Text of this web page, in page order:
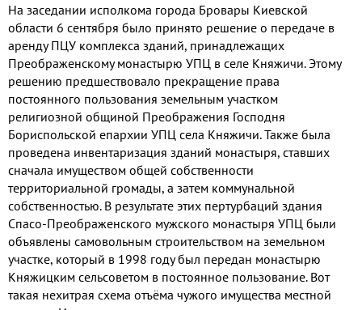
На заседании исполкома города Бровары Киевской
области 6 сентября было принято решение о передаче в
аренду ПЦУ комплекса зданий, принадлежащих
Преображенскому монастырю УПЦ в селе Княжичи. Этому
решению предшествовало прекращение права
постоянного пользования земельным участком
религиозной общиной Преображения Господня
Бориспольской епархии УПЦ села Княжичи. Также была
проведена инвентаризация зданий монастыря, ставших
сначала имуществом общей собственности
территориальной громады, а затем коммунальной
собственностью. В результате этих пертурбаций здания
Спасо-Преображенского мужского монастыря УПЦ были
объявлены самовольным строительством на земельном
участке, который в 1998 году был передан монастырю
Княжицким сельсоветом в постоянное пользование. Вот
такая нехитрая схема отъёма чужого имущества местной